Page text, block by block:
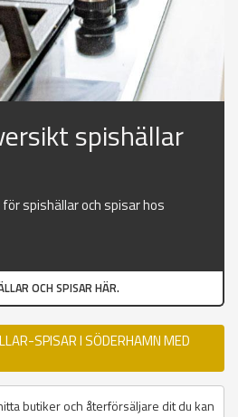
spishällar
spishällar och spisar hos
OCH SPISAR HÄR.
SPISAR I SÖDERHAMN MED
butiker och återförsäljare dit du kan